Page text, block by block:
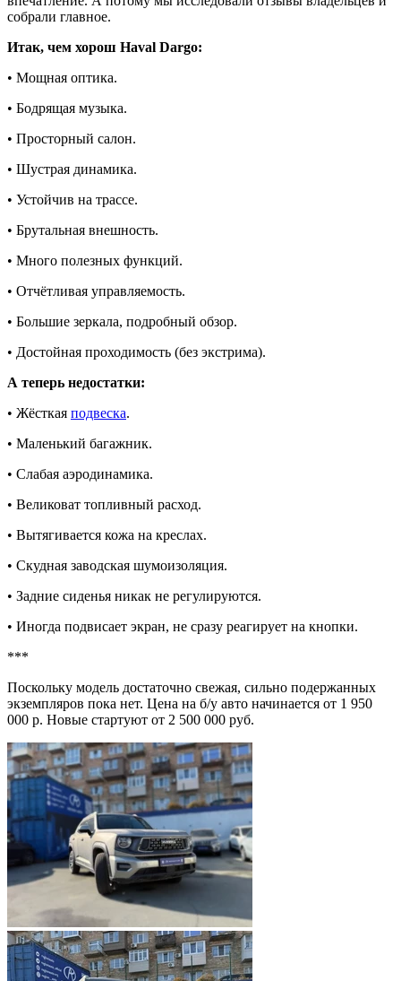
собрали главное.
Итак, чем хорош Haval Dargo:
• Мощная оптика.
• Бодрящая музыка.
• Просторный салон.
• Шустрая динамика.
• Устойчив на трассе.
• Брутальная внешность.
• Много полезных функций.
• Отчётливая управляемость.
• Большие зеркала, подробный обзор.
• Достойная проходимость (без экстрима).
А теперь недостатки:
• Жёсткая подвеска.
• Маленький багажник.
• Слабая аэродинамика.
• Великоват топливный расход.
• Вытягивается кожа на креслах.
• Скудная заводская шумоизоляция.
• Задние сиденья никак не регулируются.
• Иногда подвисает экран, не сразу реагирует на кнопки.
***
Поскольку модель достаточно свежая, сильно подержанных
экземпляров пока нет. Цена на б/у авто начинается от 1 950
000 р. Новые стартуют от 2 500 000 руб.